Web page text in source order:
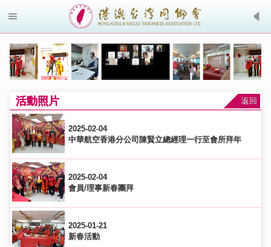
活動照片 返回
2025-02-04
中華航空香港分公司陳賢立總經理一行至會所拜年
2025-02-04
會員/理事新春團拜
2025-01-21
新春活動